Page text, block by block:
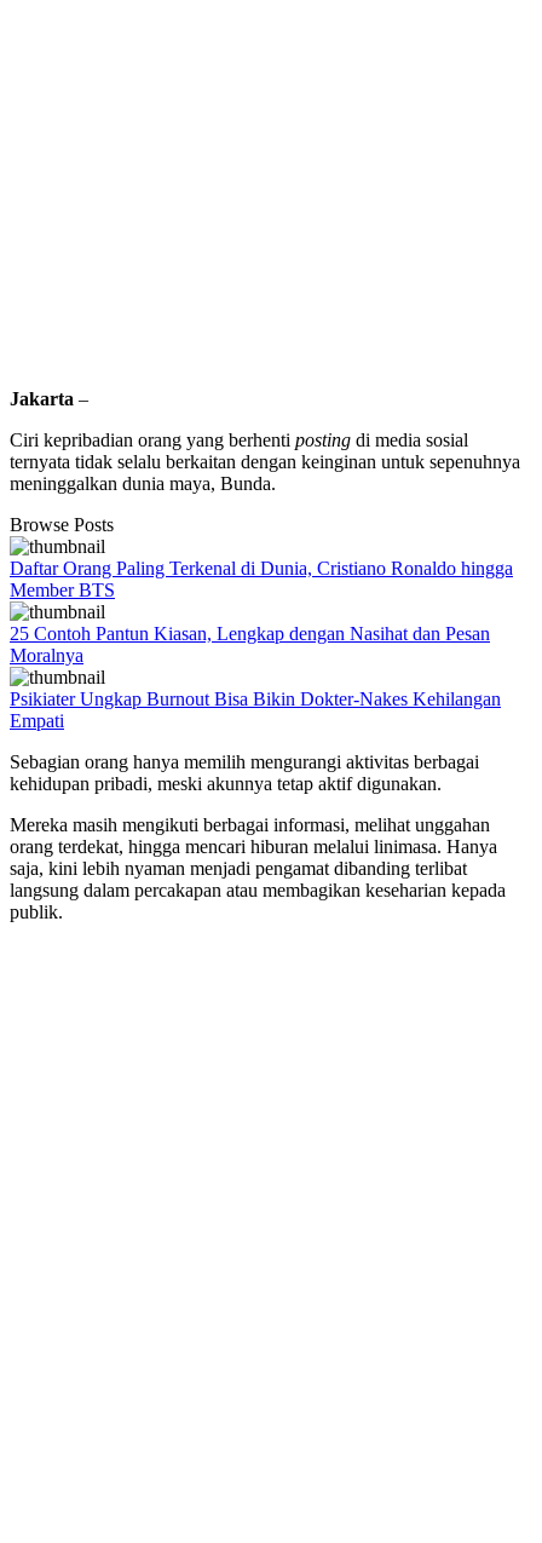
Jakarta –
Ciri kepribadian orang yang berhenti posting di media sosial
ternyata tidak selalu berkaitan dengan keinginan untuk sepenuhnya
meninggalkan dunia maya, Bunda.
Browse Posts
Daftar Orang Paling Terkenal di Dunia, Cristiano Ronaldo hingga
Member BTS
25 Contoh Pantun Kiasan, Lengkap dengan Nasihat dan Pesan
Moralnya
Psikiater Ungkap Burnout Bisa Bikin Dokter-Nakes Kehilangan
Empati
Sebagian orang hanya memilih mengurangi aktivitas berbagai
kehidupan pribadi, meski akunnya tetap aktif digunakan.
Mereka masih mengikuti berbagai informasi, melihat unggahan
orang terdekat, hingga mencari hiburan melalui linimasa. Hanya
saja, kini lebih nyaman menjadi pengamat dibanding terlibat
langsung dalam percakapan atau membagikan keseharian kepada
publik.